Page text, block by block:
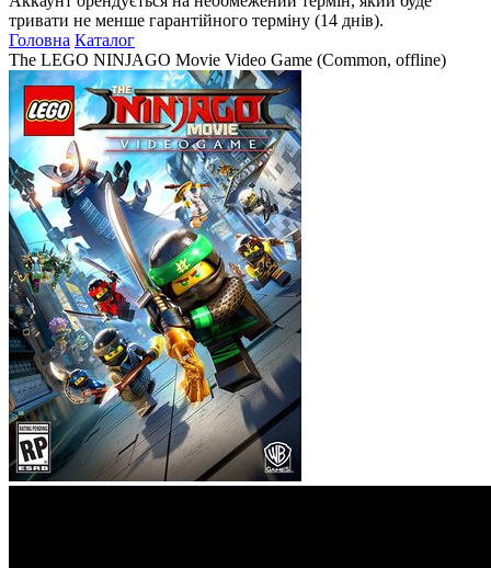
тривати не менше гарантійного терміну (14 днів).
Головна Каталог
The LEGO NINJAGO Movie Video Game (Common, offline)